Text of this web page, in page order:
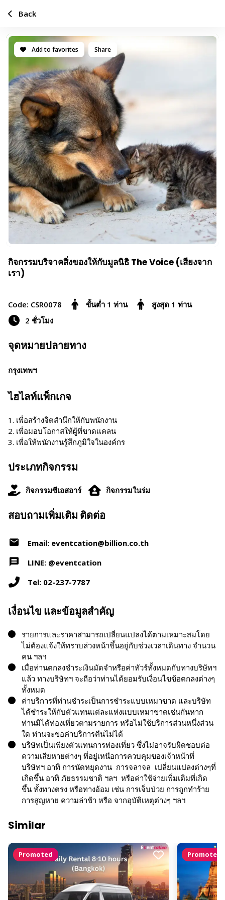
Add to favorites Share
กิจกรรมบริจาคสิ่งของให้กับมูลนิธิ The Voice (เสียงจาก
เรา)
Code: CSR0078 ขั้นต่ำ 1 ท่าน
สูงสุด 1 ท่าน
2 ชั่วโมง
จุดหมายปลายทาง
กรุงเทพฯ
ไฮไลท์แพ็กเกจ
1. เพื่อสร้างจิตสำนึกให้กับพนักงาน
2. เพื่อมอบโอกาสให้ผู้ที่ขาดเเคลน
3. เพื่อให้พนักงานรู้สึกภูมิใจในองค์กร
ประเภทกิจกรรม
กิจกรรมซีเอสอาร์ กิจกรรมในร่ม
สอบถามเพิ่มเติม ติดต่อ
Email: eventcation@billion.co.th
LINE: @eventcation
Tel: 02-237-7787
เงื่อนไข และข้อมูลสำคัญ
รายการและราคาสามารถเปลี่ยนแปลงได้ตามเหมาะสมโดย
ไม่ต้องแจ้งให้ทราบล่วงหน้าขึ้นอยู่กับช่วงเวลาเดินทาง จำนวน
คน ฯลฯ
เมื่อท่านตกลงชำระเงินมัดจำหรือค่าทัวร์ทั้งหมดกับทางบริษัทฯ
แล้ว ทางบริษัทฯ จะถือว่าท่านได้ยอมรับเงื่อนไขข้อตกลงต่างๆ
ทั้งหมด
ค่าบริการที่ท่านชำระเป็นการชำระแบบเหมาขาด และบริษัท
ได้ชำระให้กับตัวแทนแต่ละแห่งแบบเหมาขาดเช่นกันหาก
ท่านมิได้ท่องเที่ยวตามรายการ หรือไม่ใช้บริการส่วนหนึ่งส่วน
ใด ท่านจะขอค่าบริการคืนไม่ได้
บริษัทเป็นเพียงตัวแทนการท่องเที่ยว ซึ่งไม่อาจรับผิดชอบต่อ
ความเสียหายต่างๆ ที่อยู่เหนือการควบคุมของเจ้าหน้าที่
บริษัทฯ อาทิ การนัดหยุดงาน การจลาจล เปลี่ยนแปลงต่างๆที่
เกิดขึ้น อาทิ ภัยธรรมชาติ ฯลฯ หรือค่าใช้จ่ายเพิ่มเติมที่เกิด
ขึ้น ทั้งทางตรง หรือทางอ้อม เช่น การเจ็บป่วย การถูกทำร้าย
การสูญหาย ความล่าช้า หรือ จากอุบัติเหตุต่างๆ ฯลฯ
Back
Similar
Promoted Promoted